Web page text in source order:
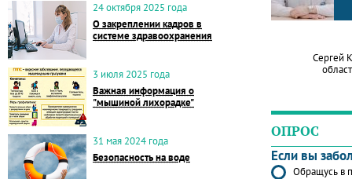
24 октября 2025 года
О закреплении кадров в
системе здравоохранения
3 июля 2025 года
Важная информация о
"мышиной лихорадке"
31 мая 2024 года
Безопасность на воде
Сергей
ОПРОС
Если вы
Обращусь в